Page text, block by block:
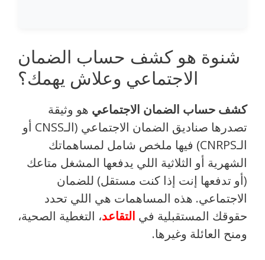
شنوة هو كشف حساب الضمان
الاجتماعي وعلاش يهمك؟
كشف حساب الضمان الاجتماعي هو وثيقة
تصدرها صناديق الضمان الاجتماعي (الـCNSS أو
الـCNRPS) فيها ملخص شامل لمساهماتك
الشهرية أو الثلاثية اللي يدفعها المشغل متاعك
(أو تدفعها إنت إذا كنت مستقل) للضمان
الاجتماعي. هذه المساهمات هي اللي تحدد
حقوقك المستقبلية في التقاعد، التغطية الصحية،
ومنح العائلة وغيرها.